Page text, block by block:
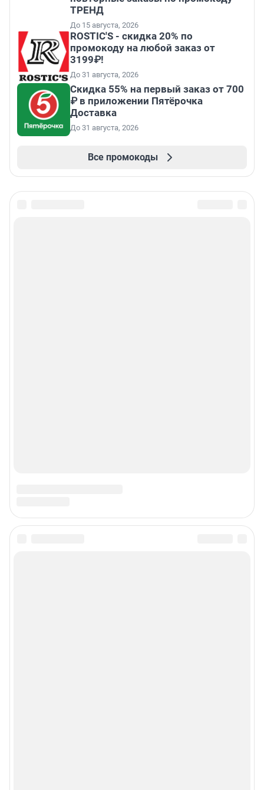
ТРЕНД
До 15 августа, 2026
ROSTIC'S - скидка 20% по
промокоду на любой заказ от
3199₽!
До 31 августа, 2026
Скидка 55% на первый заказ от 700
₽ в приложении Пятёрочка
Доставка
До 31 августа, 2026
Все промокоды